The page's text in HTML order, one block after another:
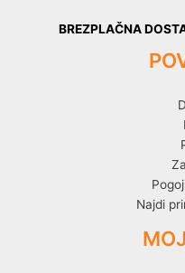
BREZPLAČNA
Najdi